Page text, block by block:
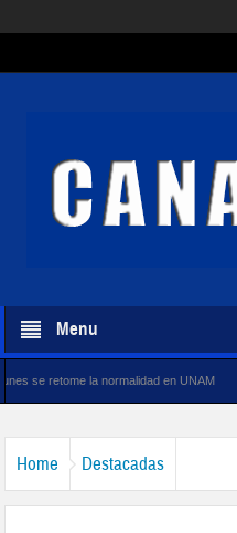
Menu
en UNAM Dialoga Rafa
Home Destacadas